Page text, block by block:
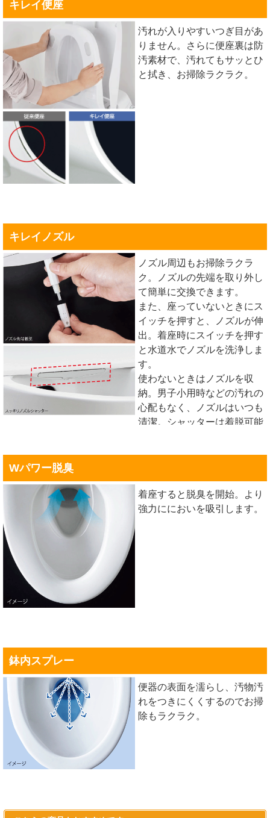
キレイ便座
汚れが入りやすいつぎ目があ
りません。さらに便座裏は防
汚素材で、汚れてもサッとひ
と拭き、お掃除ラクラク。
キレイノズル
ノズル周辺もお掃除ラクラ
ク。ノズルの先端を取り外し
て簡単に交換できます。
また、座っていないときにス
イッチを押すと、ノズルが伸
出。着座時にスイッチを押す
と水道水でノズルを洗浄しま
す。
使わないときはノズルを収
納。男子小用時などの汚れの
心配もなく、ノズルはいつも
清潔。シャッターは着脱可能
Wパワー脱臭
着座すると脱臭を開始。より
強力ににおいを吸引します。
鉢内スプレー
便器の表面を濡らし、汚物汚
れをつきにくくするのでお掃
除もラクラク。